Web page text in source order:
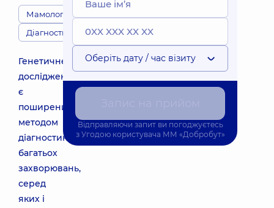
Мамологи
Діагности
Генетичне
дослідження
є
поширеним
методом
діагностики
багатьох
захворювань,
серед
яких і
Оберіть дату / час візиту
Відправляючи запит ви погоджуєтесь
з Угодою користувача ММ «Добробут»